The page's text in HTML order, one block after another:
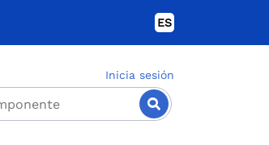
ES
Inicia sesión